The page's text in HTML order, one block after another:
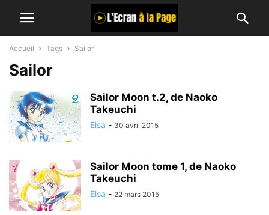
Accueil Tags Sailor
Sailor
Sailor Moon t.2, de Naoko
Takeuchi
Elsa - 30 avril 2015
Sailor Moon tome 1, de Naoko
Takeuchi
Elsa - 22 mars 2015